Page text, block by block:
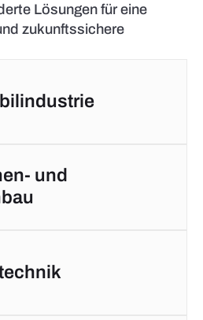
Lösungen für eine
zukunftssichere
und